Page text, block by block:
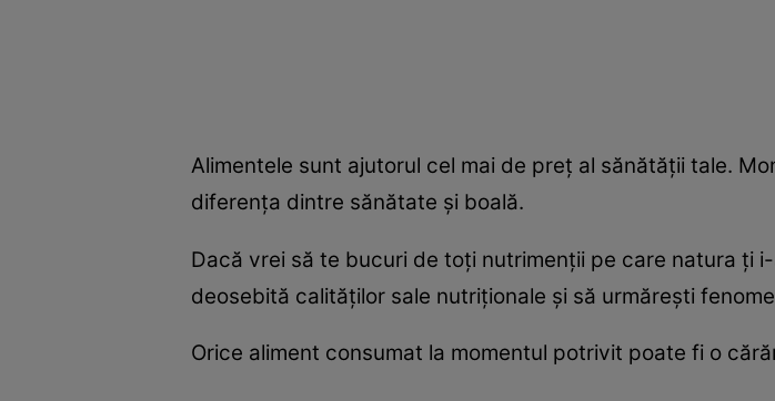
Alimentele sunt ajutorul cel mai de preţ al sănătăţii tale.
diferenţa dintre sănătate şi boală.
Dacă vrei să te bucuri de toţi nutrimenţii pe care natura ţi
deosebită calităţilor sale nutriţionale şi să urmăreşti
Orice aliment consumat la momentul potrivit poate fi o